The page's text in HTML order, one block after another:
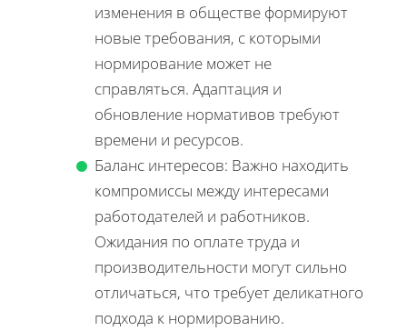
изменения в обществе формируют
новые требования, с которыми
нормирование может не
справляться. Адаптация и
обновление нормативов требуют
времени и ресурсов.
Баланс интересов: Важно находить
компромиссы между интересами
работодателей и работников.
Ожидания по оплате труда и
производительности могут сильно
отличаться, что требует деликатного
подхода к нормированию.